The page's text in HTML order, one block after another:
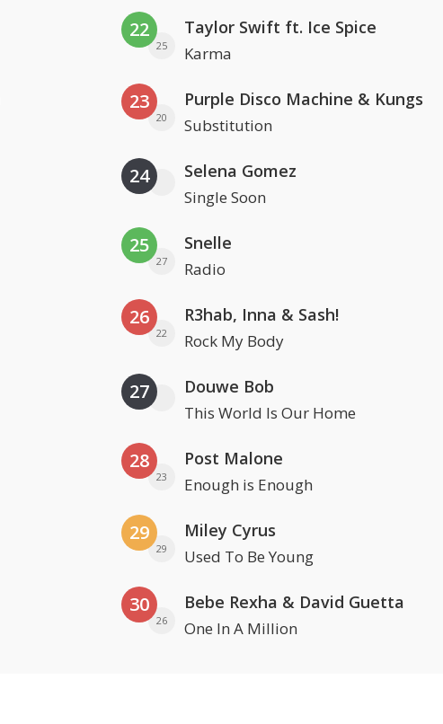
22
25
Taylor Swift ft. Ice Spice
Karma
23
20
Purple Disco Machine & Kungs
Substitution
24 Selena Gomez
Single Soon
25
27
Snelle
Radio
26
22
R3hab, Inna & Sash!
Rock My Body
27 Douwe Bob
This World Is Our Home
28
23
Post Malone
Enough is Enough
29
29
Miley Cyrus
Used To Be Young
30
26
Bebe Rexha & David Guetta
One In A Million